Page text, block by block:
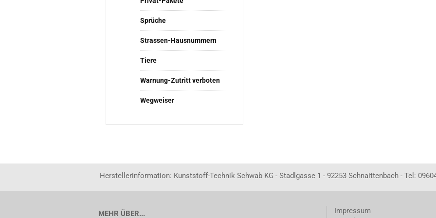
Sprüche
Strassen-Hausnummern
Tiere
Warnung-Zutritt verboten
Wegweiser
Herstellerinformation: Kunststoff-Technik Schwab KG - Stadlgasse 1 - 92253 Schnaittenbach - Tel:
MEHR ÜBER...
Impressum